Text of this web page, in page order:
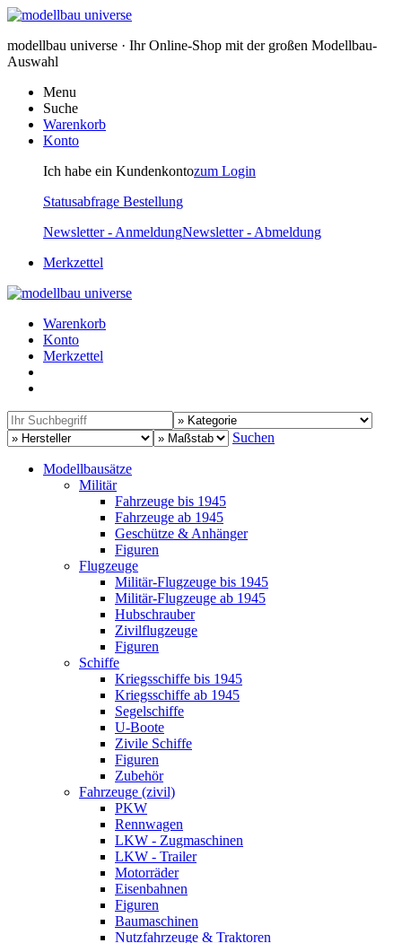
modellbau universe · Ihr Online-Shop mit der großen Modellbau-
Auswahl
Menu
Suche
Warenkorb
Konto
Ich habe ein Kundenkontozum Login
Statusabfrage Bestellung
Newsletter - AnmeldungNewsletter - Abmeldung
Merkzettel
Warenkorb
Konto
Merkzettel
Suchen
Modellbausätze
Militär
Fahrzeuge bis 1945
Fahrzeuge ab 1945
Geschütze & Anhänger
Figuren
Flugzeuge
Militär-Flugzeuge bis 1945
Militär-Flugzeuge ab 1945
Hubschrauber
Zivilflugzeuge
Figuren
Schiffe
Kriegsschiffe bis 1945
Kriegsschiffe ab 1945
Segelschiffe
U-Boote
Zivile Schiffe
Figuren
Zubehör
Fahrzeuge (zivil)
PKW
Rennwagen
LKW - Zugmaschinen
LKW - Trailer
Motorräder
Eisenbahnen
Figuren
Baumaschinen
Nutzfahrzeuge & Traktoren